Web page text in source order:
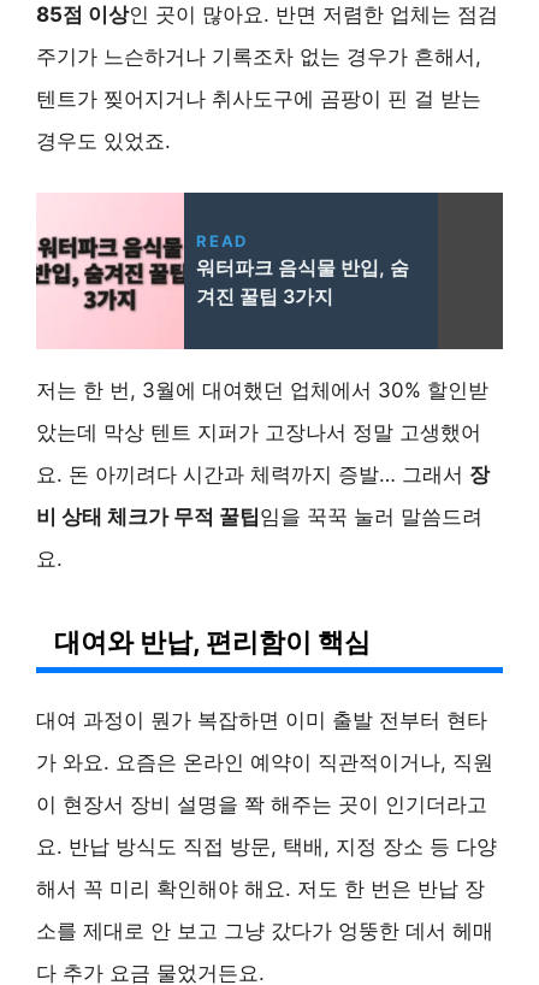
85점 이상인 곳이 많아요. 반면 저렴한 업체는 점검
주기가 느슨하거나 기록조차 없는 경우가 흔해서,
텐트가 찢어지거나 취사도구에 곰팡이 핀 걸 받는
경우도 있었죠.
READ
워터파크 음식물 반입, 숨
겨진 꿀팁 3가지
저는 한 번, 3월에 대여했던 업체에서 30% 할인받
았는데 막상 텐트 지퍼가 고장나서 정말 고생했어
요. 돈 아끼려다 시간과 체력까지 증발… 그래서 장
비 상태 체크가 무적 꿀팁임을 꾹꾹 눌러 말씀드려
요.
대여와 반납, 편리함이 핵심
대여 과정이 뭔가 복잡하면 이미 출발 전부터 현타
가 와요. 요즘은 온라인 예약이 직관적이거나, 직원
이 현장서 장비 설명을 쫙 해주는 곳이 인기더라고
요. 반납 방식도 직접 방문, 택배, 지정 장소 등 다양
해서 꼭 미리 확인해야 해요. 저도 한 번은 반납 장
소를 제대로 안 보고 그냥 갔다가 엉뚱한 데서 헤매
다 추가 요금 물었거든요.